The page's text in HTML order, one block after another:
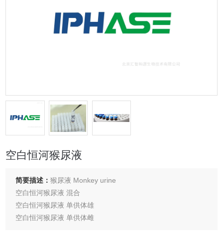
空白恒河猴尿液
简要描述：猴尿液 Monkey urine
空白恒河猴尿液 混合
空白恒河猴尿液 单供体雄
空白恒河猴尿液 单供体雌